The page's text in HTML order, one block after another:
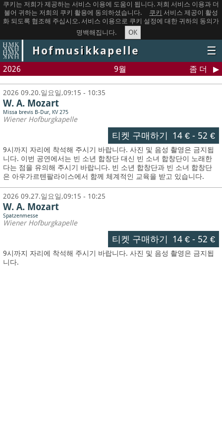
쿠키는 저희가 제공하는 서비스 이용에 도움이 됩니다. 저희 서비스 이용과 더
불어 귀하는 저희의 쿠키 활용에 동의하셨습니다.
쿠키 서비스 제공이 활성
화 되도록 협조해 주십시오. 서비스 이용으로 쿠키 설정에 대한 귀하의 동의가
명백해집니다.
OK
Hofmusikkapelle ☰
2026 9월 좀 더
2026 09.20.일요일,09:15 - 10:35
W. A. Mozart
Missa brevis B-Dur, KV 275
Wiener Hofburgkapelle
티켓 구매하기 14 €- 52 €
9시까지 자리에 착석해 주시기 바랍니다. 사진 및 음성 촬영은 금지됩
니다. 이번 공연에서는 빈 소년 합창단 대신 빈 소녀 합창단이 노래한
다는 점을 유의해 주시기 바랍니다. 빈 소년 합창단과 빈 소녀 합창단
은 아우가르텐팔라이스에서 함께 체계적인 교육을 받고 있습니다.
2026 09.27.일요일,09:15 - 10:25
W. A. Mozart
Spatzenmesse
Wiener Hofburgkapelle
티켓 구매하기 14 €- 52 €
9시까지 자리에 착석해 주시기 바랍니다. 사진 및 음성 촬영은 금지됩
니다.